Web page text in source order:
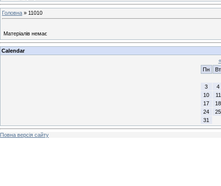
Головна » 11010
Матеріалів немає
Calendar
«
Пн
Вт
3
4
10
11
17
18
24
25
31
Повна версія сайту